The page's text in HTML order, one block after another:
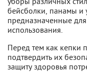
бейсболки, панамы и
предназначенные
использования.
Перед тем как кепки
подтвердить их
защиту здоровья